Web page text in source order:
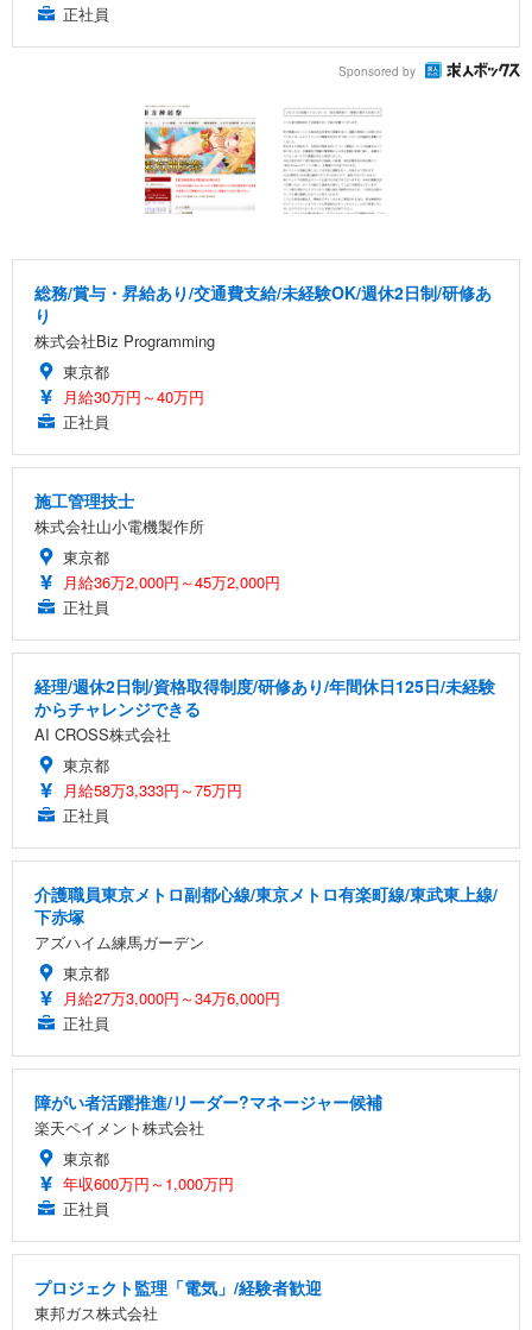
正社員
Sponsored by
総務/賞与・昇給あり/交通費支給/未経験OK/週休2日制/研修あ
り
株式会社Biz Programming
東京都
月給30万円～40万円
正社員
施工管理技士
株式会社山小電機製作所
東京都
月給36万2,000円～45万2,000円
正社員
経理/週休2日制/資格取得制度/研修あり/年間休日125日/未経験
からチャレンジできる
AI CROSS株式会社
東京都
月給58万3,333円～75万円
正社員
介護職員東京メトロ副都心線/東京メトロ有楽町線/東武東上線/
下赤塚
アズハイム練馬ガーデン
東京都
月給27万3,000円～34万6,000円
正社員
障がい者活躍推進/リーダー?マネージャー候補
楽天ペイメント株式会社
東京都
年収600万円～1,000万円
正社員
プロジェクト監理「電気」/経験者歓迎
東邦ガス株式会社